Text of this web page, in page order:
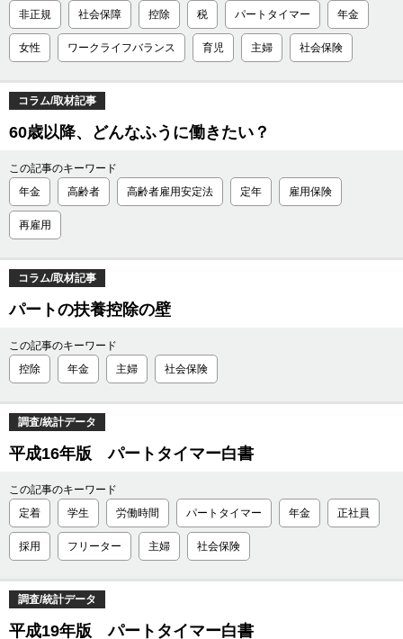
非正規
社会保障 控除 税 パートタイマー 年金
女性 ワークライフバランス 育児 主婦 社会保険
コラム/取材記事
60歳以降、どんなふうに働きたい？
この記事のキーワード
年金
高齢者 高齢者雇用安定法 定年 雇用保険
再雇用
コラム/取材記事
パートの扶養控除の壁
この記事のキーワード
控除
年金 主婦 社会保険
調査/統計データ
平成16年版 パートタイマー白書
この記事のキーワード
定着
学生 労働時間 パートタイマー 年金 正社員
採用 フリーター 主婦 社会保険
調査/統計データ
平成19年版 パートタイマー白書